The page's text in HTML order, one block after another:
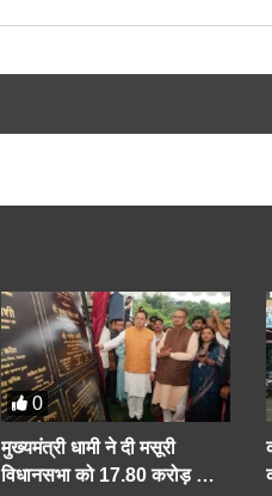
0
मुख्यमंत्री धामी ने दी मसूरी
विधानसभा को 17.80 करोड़ की